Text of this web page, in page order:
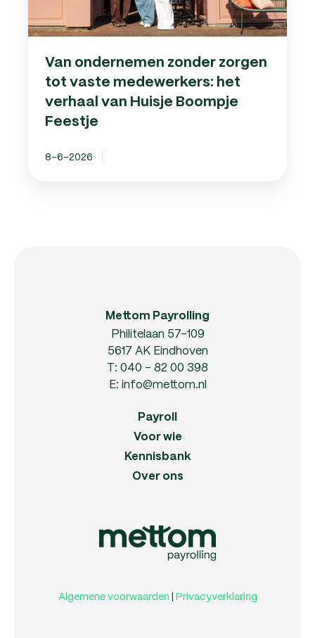
van
Huisje
Boompje
Feestje
Van ondernemen zonder zorgen
tot vaste medewerkers: het
verhaal van Huisje Boompje
Feestje
8-6-2026
Mettom Payrolling
Philitelaan 57-109
5617 AK Eindhoven
T: 040 - 82 00 398
E: info@mettom.nl
Payroll
Voor wie
Kennisbank
Over ons
Algemene voorwaarden|Privacyverklaring